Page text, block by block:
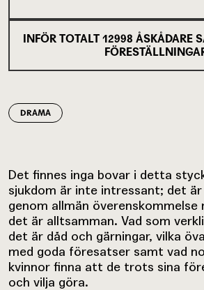
INFÖR TOTALT 12998 ÅSKÅDARE
DRAMA
Det finnes inga bovar i detta
sjukdom är inte intressant; det
genom allmän överenskommelse
det är alltsamman. Vad som
det är dåd och gärningar, vilka
med goda föresatser samt vad
kvinnor finna att de trots sina
och vilja göra.